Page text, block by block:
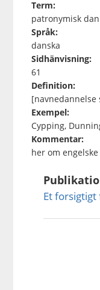
Term:
patronymisk
Språk:
danska
Sidhänvisning:
61
Definition:
Exempel:
Cypping,
Kommentar:
her om
Et